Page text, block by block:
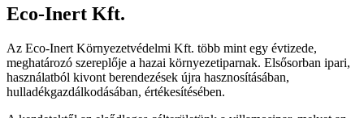
Eco-Inert Kft.
Az Eco-Inert Környezetvédelmi Kft. több mint egy évtizede,
meghatározó szereplője a hazai környezetiparnak. Elsősorban ipari,
használatból kivont berendezések újra hasznosításában,
hulladékgazdálkodásában, értékesítésében.